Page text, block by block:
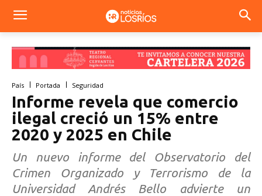
País Portada Seguridad
Informe revela que comercio
ilegal creció un 15% entre
2020 y 2025 en Chile
Un nuevo informe del Observatorio del
Crimen Organizado y Terrorismo de la
Universidad Andrés Bello advierte un